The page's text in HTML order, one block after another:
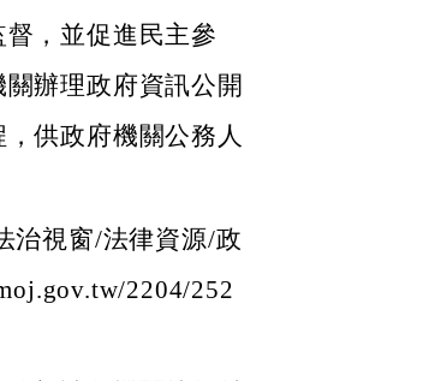
，並促進民主參
辦理政府資訊公開
供政府機關公務人
治視窗/法律資源/政
2204/252